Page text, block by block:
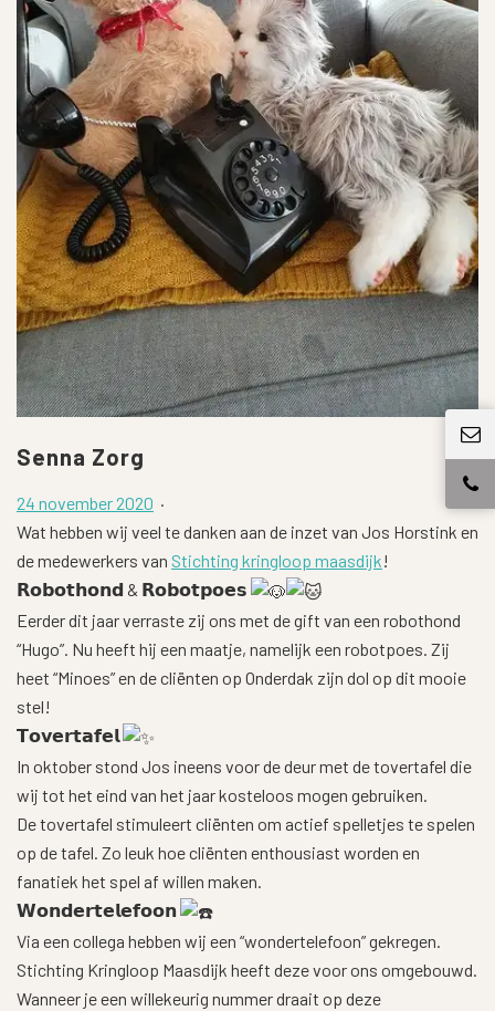
Senna Zorg
24 november 2020 ·
Wat hebben wij veel te danken aan de inzet van Jos Horstink en
de medewerkers van Stichting kringloop maasdijk!
𝗥𝗼𝗯𝗼𝘁𝗵𝗼𝗻𝗱 & 𝗥𝗼𝗯𝗼𝘁𝗽𝗼𝗲𝘀
Eerder dit jaar verraste zij ons met de gift van een robothond
“Hugo”. Nu heeft hij een maatje, namelijk een robotpoes. Zij
heet “Minoes” en de cliënten op Onderdak zijn dol op dit mooie
stel!
𝗧𝗼𝘃𝗲𝗿𝘁𝗮𝗳𝗲𝗹
In oktober stond Jos ineens voor de deur met de tovertafel die
wij tot het eind van het jaar kosteloos mogen gebruiken.
De tovertafel stimuleert cliënten om actief spelletjes te spelen
op de tafel. Zo leuk hoe cliënten enthousiast worden en
fanatiek het spel af willen maken.
𝗪𝗼𝗻𝗱𝗲𝗿𝘁𝗲𝗹𝗲𝗳𝗼𝗼𝗻
Via een collega hebben wij een “wondertelefoon” gekregen.
Stichting Kringloop Maasdijk heeft deze voor ons omgebouwd.
Wanneer je een willekeurig nummer draait op deze